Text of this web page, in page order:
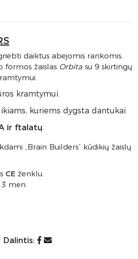
daiktus abejomis rankomis,
formos žaislas Orbita su 9 skirtingų
kramtymui.
kuriems dygsta dantukai.
ir ftalatų.
„Brain Builders“ kūdikių žaislų
CE ženklu.
mėn.
Dalintis: